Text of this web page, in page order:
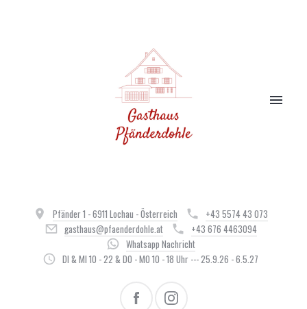
Pfänder 1 - 6911 Lochau - Österreich
+43 5574 43 073
gasthaus@pfaenderdohle.at
+43 676 4463094
Whatsapp Nachricht
DI & MI 10 - 22 & DO - MO 10 - 18 Uhr --- 25.9.26 - 6.5.27